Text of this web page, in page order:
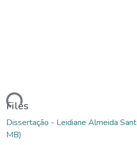
Files
Dissertação - Leidiane Almeida
MB)